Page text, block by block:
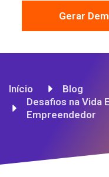
Gerar
Início
Blog
Desafios na Vida
Empreendedor